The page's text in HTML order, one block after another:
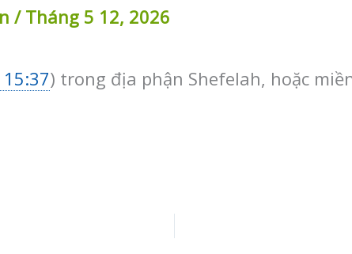
/ Tháng 5 12, 2026
) trong địa phận Shefelah, hoặc